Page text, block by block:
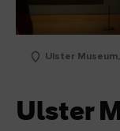
Ulster
Ulster